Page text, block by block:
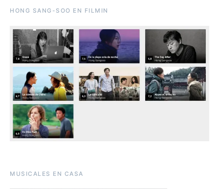
HONG SANG-SOO EN FILMIN
MUSICALES EN CASA